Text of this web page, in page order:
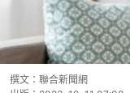
撰文： 聯合新聞網